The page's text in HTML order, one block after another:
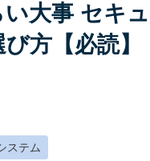
大事 セキ
方【必読】
ステム